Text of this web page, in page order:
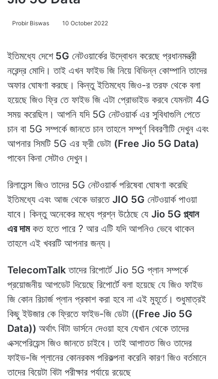
Probir Biswas 10 October 2022
ইতিমধ্যে দেশে5G নেটওয়ার্কের উদ্বোধন করেছে প্রধানমন্ত্রী
নরেন্দ্র মোদি। তাই এখন ফাইভ জি নিয়ে বিভিন্ন কোম্পানি তাদের
অফার ঘোষণা করছে। কিন্তু ইতিমধ্যে জিও-র তরফ থেকে বলা
হয়েছে জিও ফ্রি তে ফাইভ জি এটা প্রোভাইড করবে যেমনটা 4G
সময় করেছিল। আপনি যদি 5G নেটওয়ার্ক এর সুবিধাগুলি পেতে
চান বা 5G সম্পর্কে জানতে চান তাহলে সম্পূর্ণ বিবরণীটি দেখুন এবং
আপনার সিমটি 5G এর ফ্রী ডেটা (Free Jio 5G Data)
পাবেন কিনা সেটাও দেখুন।
রিলায়েন্স জিও তাদের 5G নেটওয়ার্ক পরিষেবা ঘোষণা করেছি
ইতিমধ্যে এবং আজ থেকে ভারতে JIO 5G নেটওয়ার্ক পাওয়া
যাবে। কিন্তু অনেকের মধ্যে প্রশ্ন উঠেছে যে Jio 5G প্ল্যান
এর দামকত হতে পারে ? আর এটি যদি আপনিও ভেবে থাকেন
তাহলে এই খবরটি আপনার জন্য।
TelecomTalk তাদের রিপোর্টে Jio 5G প্লান সম্পর্কে
প্রয়োজনীয় আপডেট দিয়েছে রিপোর্টে বলা হয়েছে যে জিও ফাইভ
জি কোন রিচার্জ প্লান প্রকাশ করা হবে না এই মুহূর্তে। শুধুমাত্রই
কিছু ইউজার কে ফ্রিতে ফাইভ-জি ডেটা ((Free Jio 5G
Data)) অর্থাৎ বিটা ভার্সনে দেওয়া হবে যেখান থেকে তাদের
এক্সপেরিয়েন্স জিও জানতে চাইবে। তাই আপাতত জিও তাদের
ফাইভ-জি প্লানের কোনরকম পরিকল্পনা করেনি কারণ জিও বর্তমানে
তাদের বিয়েটা বিটা পরীক্ষার পর্যায়ে রয়েছে